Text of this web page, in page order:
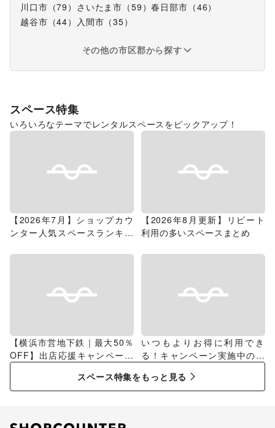
川口市 （79 ） さいたま市 （59 ）春日部市 （46）
越谷市 （44） 入間市 （35）
その他の市区郡から探す
スペース特集
いろいろなテーマでレンタルスペースをピックアップ！
【2026年7月】ショップカウ
ンター人気スペースランキン
【2026年8月更新】リピート
利用の多いスペースまとめ
【横浜市営地下鉄｜最大50％
OFF】出店応援キャンペーン
特集
いつもよりお得に利用でき
る！キャンペーン実施中のス
スペース特集をもっと見る